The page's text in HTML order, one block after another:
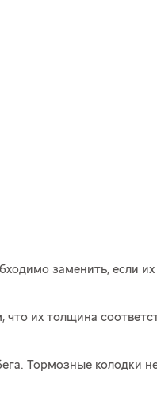
заменить, если
их толщина
Тормозные колодки